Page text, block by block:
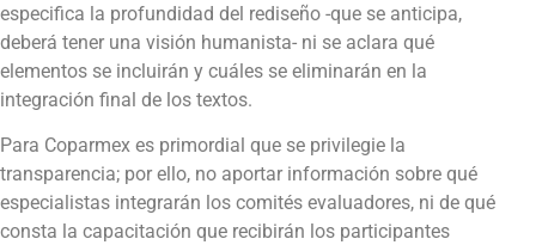
especifica la profundidad del rediseño -que se anticipa,
deberá tener una visión humanista- ni se aclara qué
elementos se incluirán y cuáles se eliminarán en la
integración final de los textos.
Para Coparmex es primordial que se privilegie la
transparencia; por ello, no aportar información sobre qué
especialistas integrarán los comités evaluadores, ni de qué
consta la capacitación que recibirán los participantes